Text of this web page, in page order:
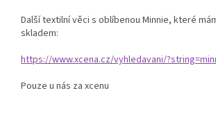
Další textilní věci s oblíbenou Minnie, které
skladem:
https://www.xcena.cz/vyhledavani/
Pouze u nás za xcenu